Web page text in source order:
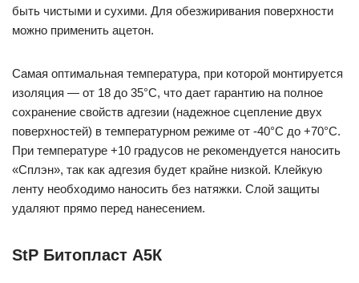
быть чистыми и сухими. Для обезжиривания поверхности
можно применить ацетон.
Самая оптимальная температура, при которой монтируется
изоляция — от 18 до 35°С, что дает гарантию на полное
сохранение свойств адгезии (надежное сцепление двух
поверхностей) в температурном режиме от -40°С до +70°С.
При температуре +10 градусов не рекомендуется наносить
«Сплэн», так как адгезия будет крайне низкой. Клейкую
ленту необходимо наносить без натяжки. Слой защиты
удаляют прямо перед нанесением.
StP Битопласт А5К